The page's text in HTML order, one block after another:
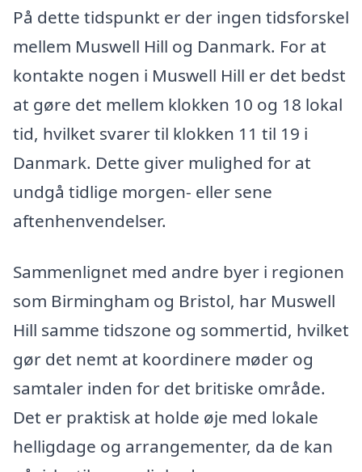
På dette tidspunkt er der ingen tidsforskel
mellem Muswell Hill og Danmark. For at
kontakte nogen i Muswell Hill er det bedst
at gøre det mellem klokken 10 og 18 lokal
tid, hvilket svarer til klokken 11 til 19 i
Danmark. Dette giver mulighed for at
undgå tidlige morgen- eller sene
aftenhenvendelser.
Sammenlignet med andre byer i regionen
som Birmingham og Bristol, har Muswell
Hill samme tidszone og sommertid, hvilket
gør det nemt at koordinere møder og
samtaler inden for det britiske område.
Det er praktisk at holde øje med lokale
helligdage og arrangementer, da de kan